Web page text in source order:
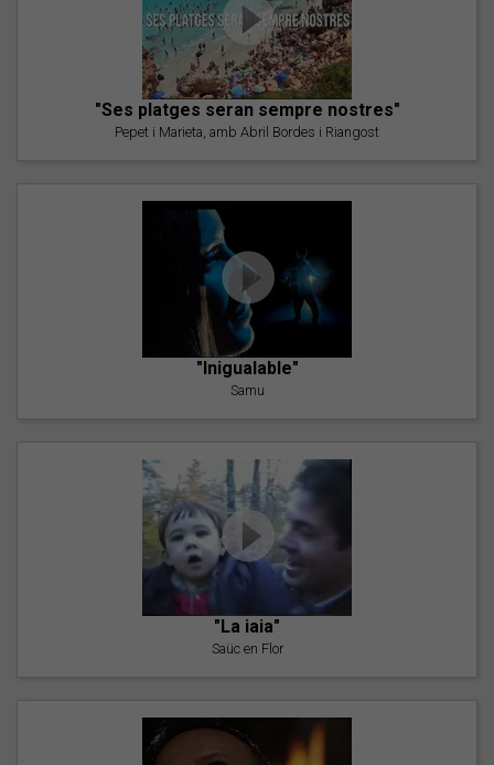
"Ses platges seran sempre nostres"
Pepet i Marieta, amb Abril Bordes i Riangost
"Inigualable"
Samu
"La iaia"
Saüc en Flor